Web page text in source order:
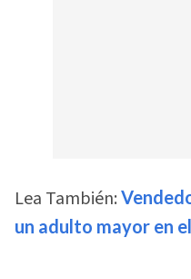
Lea También:
un adulto mayor en